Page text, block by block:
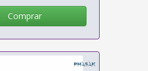
Comprar